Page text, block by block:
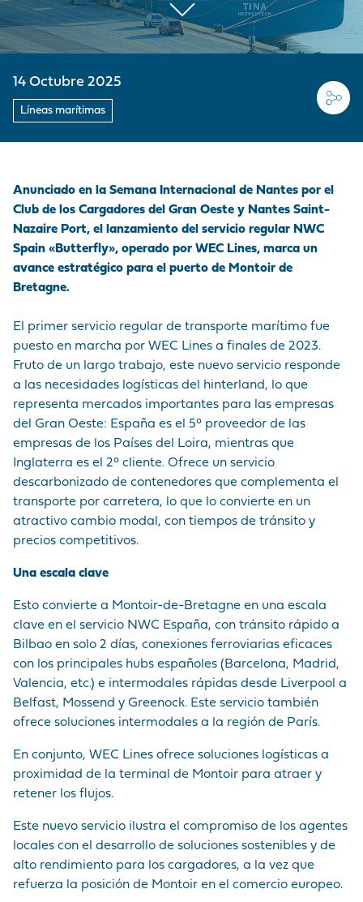
14 Octubre 2025
Líneas marítimas
Anunciado en la Semana Internacional de Nantes por el
Club de los Cargadores del Gran Oeste y Nantes Saint-
Nazaire Port, el lanzamiento del servicio regular NWC
Spain «Butterfly», operado por WEC Lines, marca un
avance estratégico para el puerto de Montoir de
Bretagne.
El primer servicio regular de transporte marítimo fue
puesto en marcha por WEC Lines a finales de 2023.
Fruto de un largo trabajo, este nuevo servicio responde
a las necesidades logísticas del hinterland, lo que
representa mercados importantes para las empresas
del Gran Oeste: España es el 5° proveedor de las
empresas de los Países del Loira, mientras que
Inglaterra es el 2° cliente. Ofrece un servicio
descarbonizado de contenedores que complementa el
transporte por carretera, lo que lo convierte en un
atractivo cambio modal, con tiempos de tránsito y
precios competitivos.
Una escala clave
Esto convierte a Montoir-de-Bretagne en una escala
clave en el servicio NWC España, con tránsito rápido a
Bilbao en solo 2 días, conexiones ferroviarias eficaces
con los principales hubs españoles (Barcelona, Madrid,
Valencia, etc.) e intermodales rápidas desde Liverpool a
Belfast, Mossend y Greenock. Este servicio también
ofrece soluciones intermodales a la región de París.
En conjunto, WEC Lines ofrece soluciones logísticas a
proximidad de la terminal de Montoir para atraer y
retener los flujos.
Este nuevo servicio ilustra el compromiso de los agentes
locales con el desarrollo de soluciones sostenibles y de
alto rendimiento para los cargadores, a la vez que
refuerza la posición de Montoir en el comercio europeo.
CORDEMAIS
LE PELLERIN
CIFRAS CLAVE
VISITA AL PUERTO
MERCANCÍAS
PRE Y
POSTRANSPORTE
PUERTO
ANUARIO DE LOS
PROFESIONALES
PORTUARIOS
PÚBLICOS
EMPLEADOR
Medios de
comunicación
Preguntas -
Respuestas
Mercados públicos